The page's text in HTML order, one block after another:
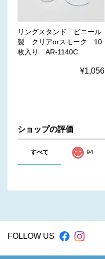
リングスタンド ビニール
製 クリアorスモーク 10
枚入り AR-1140C
¥1,056
ショップの評価
すべて 94
FOLLOW US